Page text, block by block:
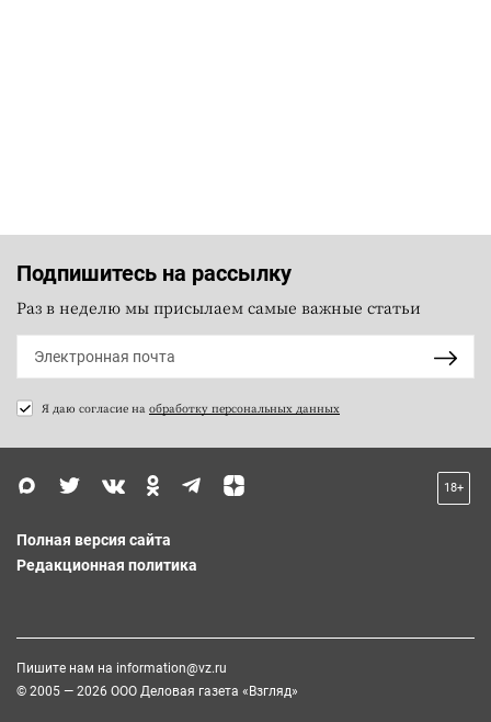
Подпишитесь на рассылку
Раз в неделю мы присылаем самые важные статьи
Я даю согласие на обработку персональных данных
18+
Полная версия сайта
Редакционная политика
Пишите нам на information@vz.ru
© 2005 — 2026 ООО Деловая газета «Взгляд»